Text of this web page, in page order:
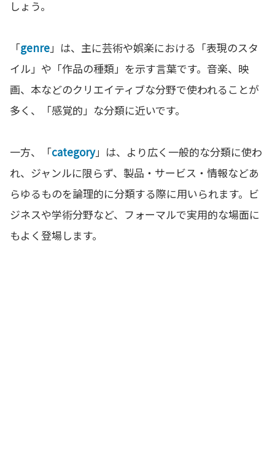
しょう。
「genre」は、主に芸術や娯楽における「表現のスタ
イル」や「作品の種類」を示す言葉です。音楽、映
画、本などのクリエイティブな分野で使われることが
多く、「感覚的」な分類に近いです。
一方、「category」は、より広く一般的な分類に使わ
れ、ジャンルに限らず、製品・サービス・情報などあ
らゆるものを論理的に分類する際に用いられます。ビ
ジネスや学術分野など、フォーマルで実用的な場面に
もよく登場します。